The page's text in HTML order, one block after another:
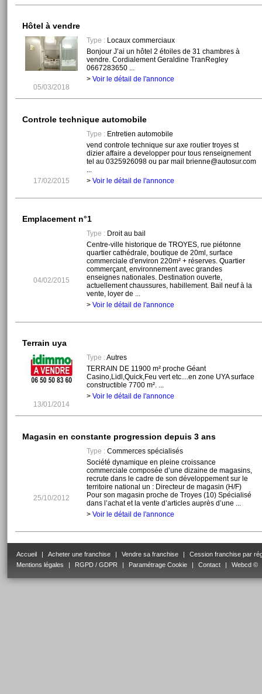
Hôtel à vendre
05/03/2018
Type :Locaux commerciaux
Bonjour J’ai un hôtel 2 étoiles de 31 chambres à
vendre. Cordialement Geraldine TranRegley
0667283650 ...
> Voir le détail de l'annonce
Controle technique automobile
17/02/2015
Type :Entretien automobile
vend controle technique sur axe routier troyes st
dizier affaire a developper pour tous renseignement
tel au 0325926098 ou par mail brienne@autosur.com
...
> Voir le détail de l'annonce
Emplacement n°1
04/02/2015
Type :Droit au bail
Centre-ville historique de TROYES, rue piétonne
quartier cathédrale, boutique de 20ml, surface
commerciale d'environ 220m² + réserves. Quartier
commerçant, environnement avec grandes
enseignes nationales. Destination ouverte,
actuellement chaussures, habillement. Bail neuf à la
vente, loyer de ...
> Voir le détail de l'annonce
Terrain uya
13/01/2014
Type :Autres
TERRAIN DE 11900 m² proche Géant
Casino,Lidl,Quick,Feu vert etc....en zone UYA surface
constructible 7700 m². ...
> Voir le détail de l'annonce
Magasin en constante progression depuis 3 ans
25/10/2012
Type :Commerces spécialisés
Société dynamique en pleine croissance
commerciale composée d’une dizaine de magasins,
recrute dans le cadre de son développement sur le
territoire national un : Directeur de magasin (H/F)
Pour son magasin proche de Troyes (10) Spécialisé
dans l’achat et la vente d’articles auprès d’une ...
> Voir le détail de l'annonce
Accueil Acheter une franchise Vendre sa franchise
Cession franchise par
Mentions légales
RGPD / GDPR Paramétrage Cookie Contact Webcd ©